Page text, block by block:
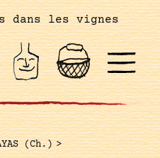
dans les vignes
(Ch.) >